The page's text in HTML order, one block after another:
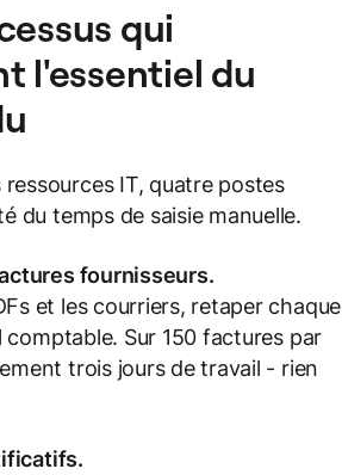
qui
l'essentiel du
ressources IT, quatre postes
du temps de saisie manuelle.
fournisseurs.
et les courriers, retaper chaque
comptable. Sur 150 factures par
trois jours de travail - rien